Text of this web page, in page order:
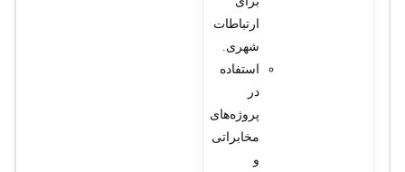
ارتباطات
شهری.
استفاده
در
پروژه‌های
مخابراتی
و